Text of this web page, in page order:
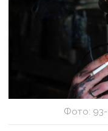
Фото: